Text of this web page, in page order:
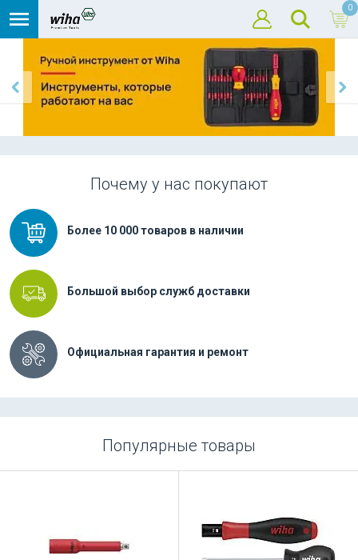
0
Почему у нас покупают
Более 10 000 товаров в наличии
Большой выбор служб доставки
Официальная гарантия и ремонт
Популярные товары